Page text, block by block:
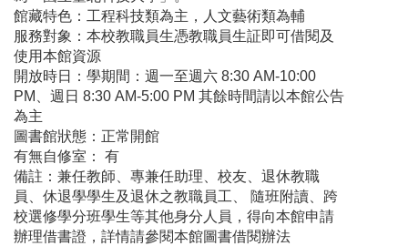
館藏特色：工程科技類為主，人文藝術類為輔
服務對象：本校教職員生憑教職員生証即可借閱及
使用本館資源
開放時日：學期間：週一至週六 8:30 AM-10:00
PM、週日 8:30 AM-5:00 PM 其餘時間請以本館公告
為主
圖書館狀態：正常開館
有無自修室： 有
備註：兼任教師、專兼任助理、校友、退休教職
員、休退學學生及退休之教職員工、 隨班附讀、跨
校選修學分班學生等其他身分人員，得向本館申請
辦理借書證，詳情請參閱本館圖書借閱辦法